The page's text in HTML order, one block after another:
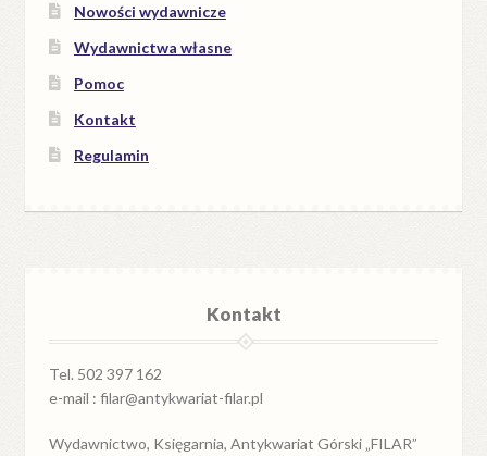
Nowości wydawnicze
Wydawnictwa własne
Pomoc
Kontakt
Regulamin
Kontakt
Tel. 502 397 162
e-mail : filar@antykwariat-filar.pl
Wydawnictwo, Księgarnia, Antykwariat Górski „FILAR”